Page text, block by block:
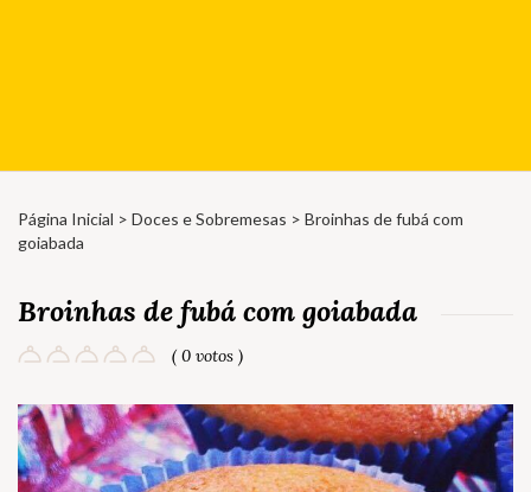
Página Inicial > Doces e Sobremesas > Broinhas de fubá com
goiabada
Broinhas de fubá com goiabada
( 0 votos )